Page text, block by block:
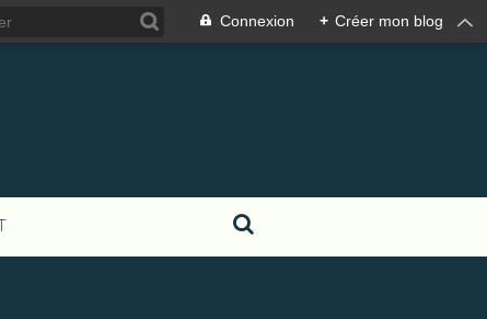
Connexion + Créer mon blog